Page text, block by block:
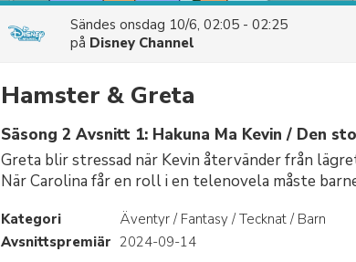
Sändes onsdag 10/6, 02:05 - 02:25
på Disney Channel
Hamster & Greta
Säsong 2 Avsnitt 1: Hakuna Ma Kevin / Den
Greta blir stressad när Kevin återvänder från
När Carolina får en roll i en telenovela måste
Kategori
Äventyr / Fantasy / Tecknat / Barn
Avsnittspremiär 2024-09-14